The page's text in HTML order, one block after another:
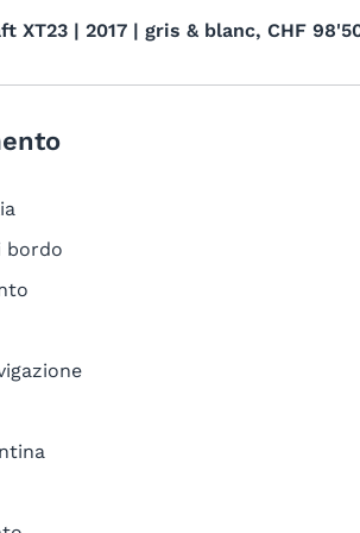
XT23 | 2017 | gris & blanc, CHF
bordo